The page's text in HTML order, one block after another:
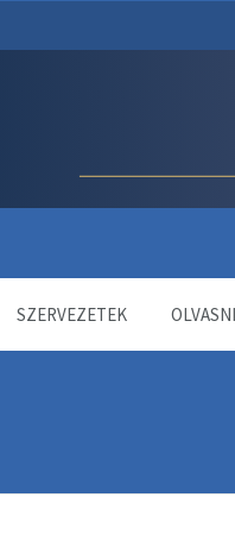
SZERVEZETEK